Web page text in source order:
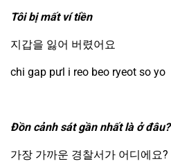
Tôi bị mất ví tiền
지갑을 잃어 버렸어요
chi gap pưl i reo beo ryeot so yo
Đồn cảnh sát gần nhất là ở đâu?
가장 가까운 경찰서가 어디에요?